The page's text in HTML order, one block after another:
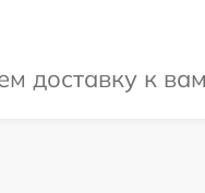
доставку к